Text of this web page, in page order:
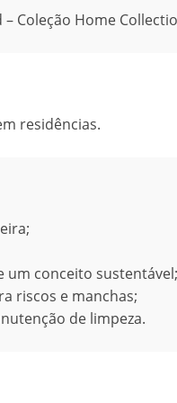
Coleção Home
residências.
um conceito sustentável;
riscos e manchas;
de limpeza.